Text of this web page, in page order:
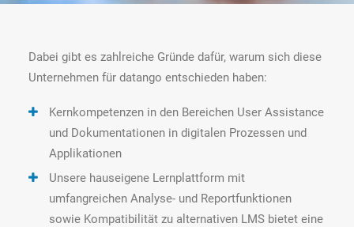
Dabei gibt es zahlreiche Gründe dafür, warum sich diese
Unternehmen für datango entschieden haben:
Kernkompetenzen in den Bereichen User Assistance
und Dokumentationen in digitalen Prozessen und
Applikationen
Unsere hauseigene Lernplattform mit
umfangreichen Analyse- und Reportfunktionen
sowie Kompatibilität zu alternativen LMS bietet eine